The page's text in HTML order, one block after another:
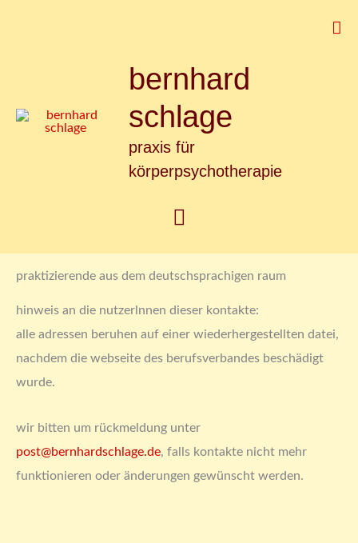
bernhard
schlage
praxis für
körperpsychotherapie
Hauptmenü
praktizierende aus dem deutschsprachigen raum
hinweis an die nutzerlnnen dieser kontakte:
alle adressen beruhen auf einer wiederhergestellten datei,
nachdem die webseite des berufsverbandes beschädigt
wurde.
wir bitten um rückmeldung unter
post@bernhardschlage.de, falls kontakte nicht mehr
funktionieren oder änderungen gewünscht werden.